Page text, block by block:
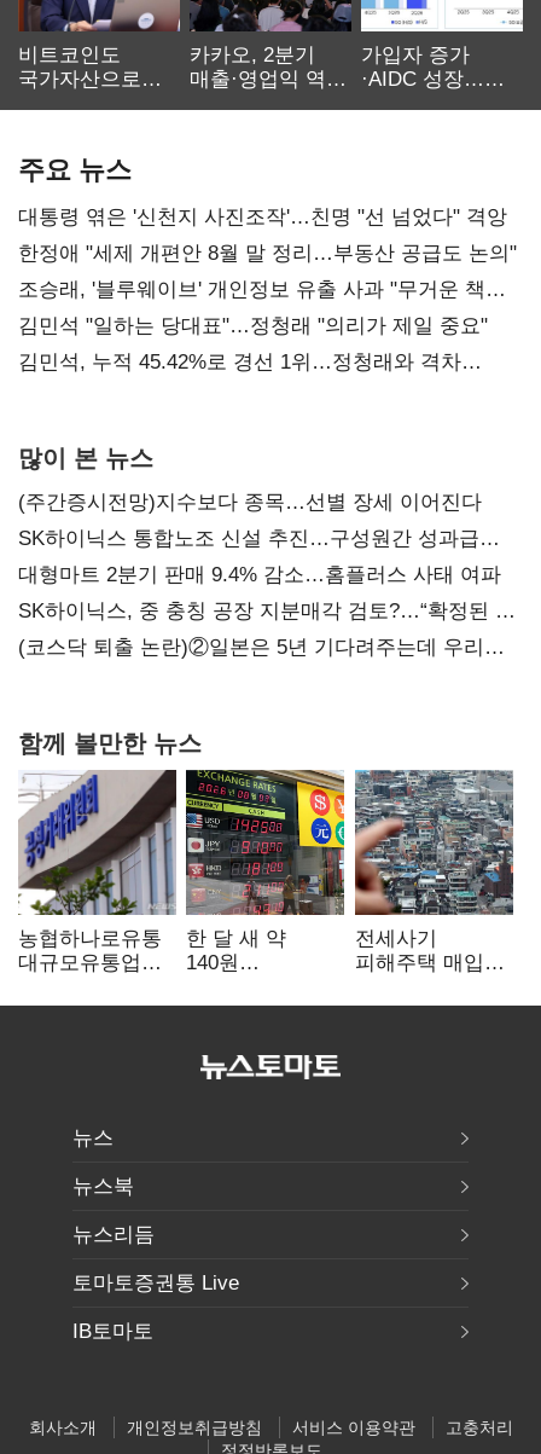
비트코인도
국가자산으로…'
카카오, 2분기
매출·영업익 역대
가입자 증가
·AIDC 성장…
주요 뉴스
대통령 엮은 '신천지 사진조작'…친명 "선 넘었다" 격앙
한정애 "세제 개편안 8월 말 정리…부동산 공급도 논의"
조승래, '블루웨이브' 개인정보 유출 사과 "무거운 책임
통감"
김민석 "일하는 당대표"…정청래 "의리가 제일 중요"
김민석, 누적 45.42%로 경선 1위…정청래와 격차
많이 본 뉴스
(주간증시전망)지수보다 종목…선별 장세 이어진다
SK하이닉스 통합노조 신설 추진…구성원간 성과급
불만 확산
대형마트 2분기 판매 9.4% 감소…홈플러스 사태 여파
SK하이닉스, 중 충칭 공장 지분매각 검토?…“확정된 바
없어”
(코스닥 퇴출 논란)②일본은 5년 기다려주는데 우리는
함께 볼만한 뉴스
농협하나로유통
대규모유통업법
공정위, 과징금
한 달 새 약
140원
엔저'에 원화
전세사기
피해주택 매입
누적 피해자
뉴스
뉴스북
뉴스리듬
토마토증권통 Live
IB토마토
회사소개 개인정보취급방침 서비스 이용약관
고충처리